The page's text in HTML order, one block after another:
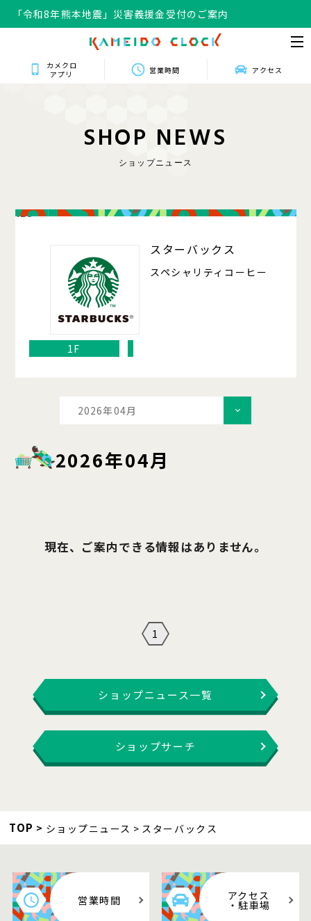
「令和8年熊本地震」災害義援金受付のご案内
カメクロ
アプリ
営業時間 アクセス
SHOP NEWS
ショップニュース
128
スターバックス
スペシャリティコーヒー
1F
2026年04月
2026年04月
現在、ご案内できる情報はありません。
1
ショップニュース一覧
ショップサーチ
TOP ショップニュース スターバックス
営業時間 アクセス
・駐車場